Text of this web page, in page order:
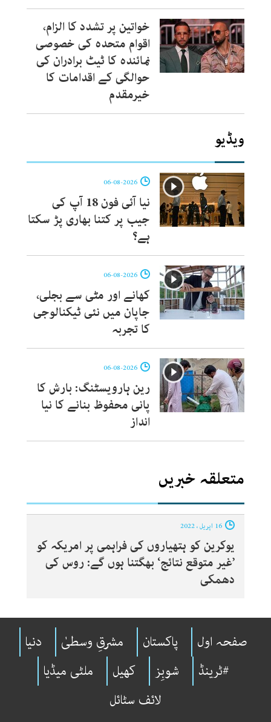
خواتین پر تشدد کا الزام،
اقوام متحدہ کی خصوصی
نمائندہ کا ٹیٹ برادران کی
حوالگی کے اقدامات کا
خیرمقدم
ویڈیو
نیا آئی فون 18 آپ کی
جیب پر کتنا بھاری پڑ سکتا
ہے؟
کھانے اور مٹی سے بجلی،
جاپان میں نئی ٹیکنالوجی
کا تجربہ
رین ہارویسٹنگ: بارش کا
پانی محفوظ بنانے کا نیا
انداز
متعلقہ خبریں
یوکرین کو ہتھیاروں کی فراہمی پر امریکہ کو
’غیر متوقع نتائج‘ بھگتنا ہوں گے: روس کی
دھمکی
صفحہ اول پاکستان مشرقِ وسطیٰ
دنیا
#ٹرینڈ
شوبِز کھیل
ملٹی میڈیا
لائف سٹائل